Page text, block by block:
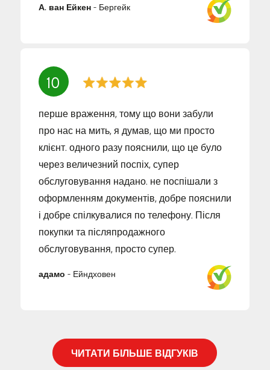
А. ван Ейкен- Бергейк
10
перше враження, тому що вони забули
про нас на мить, я думав, що ми просто
клієнт. одного разу пояснили, що це було
через величезний поспіх, супер
обслуговування надано. не поспішали з
оформленням документів, добре пояснили
і добре спілкувалися по телефону. Після
покупки та післяпродажного
обслуговування, просто супер.
адамо - Ейндховен
ЧИТАТИ БІЛЬШЕ ВІДГУКІВ